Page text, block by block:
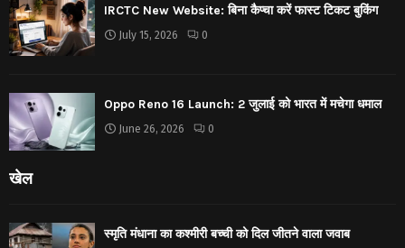
IRCTC New Website: बिना कैप्चा करें फास्ट टिकट बुकिंग
July 15, 2026 0
Oppo Reno 16 Launch: 2 जुलाई को भारत में मचेगा धमाल
June 26, 2026 0
खेल
स्मृति मंधाना का कश्मीरी बच्ची को दिल जीतने वाला जवाब